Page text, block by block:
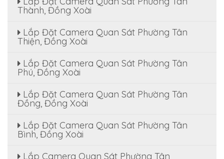
Thành, Đồng Xoài
Lắp Đặt Camera Quan Sát Phường Tân
Thiện, Đồng Xoài
Lắp Đặt Camera Quan Sát Phường Tân
Phú, Đồng Xoài
Lắp Đặt Camera Quan Sát Phường Tân
Đồng, Đồng Xoài
Lắp Đặt Camera Quan Sát Phường Tân
Bình, Đồng Xoài
Lắp Camera Quan Sát Phường Tân